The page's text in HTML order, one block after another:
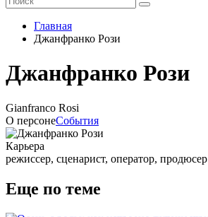
Главная
Джанфранко Рози
Джанфранко Рози
Gianfranco Rosi
О персонеСобытия
Карьера
режиссер, сценарист, оператор, продюсер
Еще по теме